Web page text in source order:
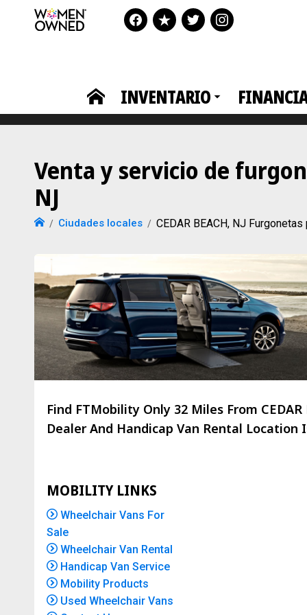
INVENTARIO
Venta y servicio de
NJ
Ciudades locales CEDAR BEACH, NJ
Find FTMobility Only 32 Miles From
Dealer And Handicap Van Rental Location
MOBILITY LINKS
Wheelchair Vans For
Sale
Wheelchair Van Rental
Handicap Van Service
Mobility Products
Used Wheelchair Vans